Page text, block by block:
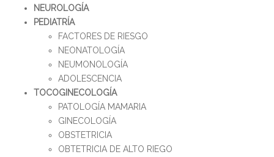
NEUROLOGÍA
PEDIATRÍA
FACTORES DE RIESGO
NEONATOLOGÍA
NEUMONOLOGÍA
ADOLESCENCIA
TOCOGINECOLOGÍA
PATOLOGÍA MAMARIA
GINECOLOGÍA
OBSTETRICIA
OBTETRICIA DE ALTO RIEGO